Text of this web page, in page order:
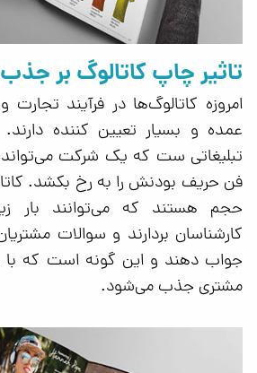
تاثیر چاپ کاتالوگ بر
امروزه کاتالوگ‌ها در فرآیند
عمده و بسیار تعیین کننده دارند.
تبلیغاتی ست که یک شرکت
فن حریف بودنش را به رخ بکشد.
حجم هستند که می‌توانند بار
کارشناسان بردارند و سوالات
جواب دهند و این گونه است که با
مشتری جذب می‌شود.